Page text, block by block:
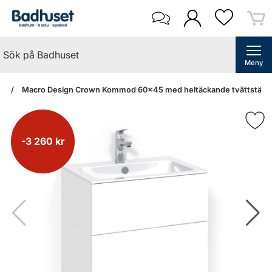
Meny
Macro Design Crown Kommod 60x45 med heltäckande tvättställ
-3 260 kr